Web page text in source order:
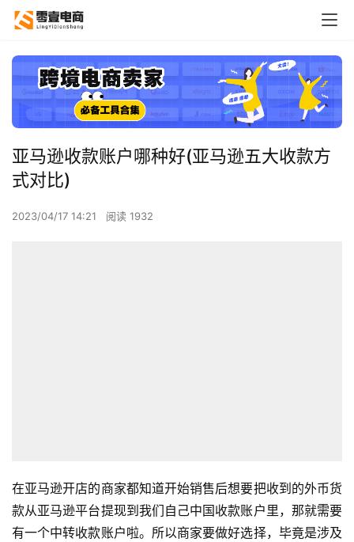
亚马逊收款账户哪种好(亚马逊五大收款方
式对比)
2023/04/17 14:21 阅读 1932
在亚马逊开店的商家都知道开始销售后想要把收到的外币货
款从亚马逊平台提现到我们自己中国收款账户里，那就需要
有一个中转收款账户啦。所以商家要做好选择，毕竟是涉及